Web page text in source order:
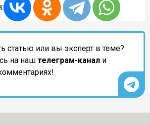
статью или вы эксперт в теме?
на наш телеграм-канал и